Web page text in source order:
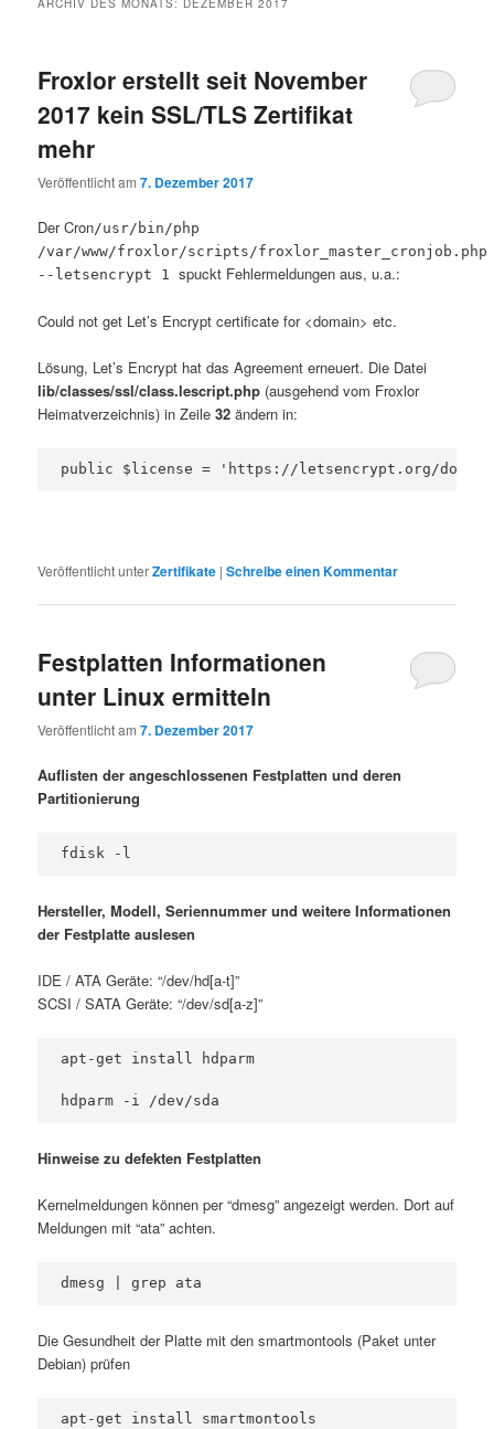
ARCHIV DES MONATS: DEZEMBER 2017
Froxlor erstellt seit November
2017 kein SSL/TLS Zertifikat
mehr
Veröffentlicht am7. Dezember 2017
Der Cron/usr/bin/php
/var/www/froxlor/scripts/froxlor_master_cronjob.php
--letsencrypt 1 spuckt Fehlermeldungen aus, u.a.:
Could not get Let’s Encrypt certificate for <domain> etc.
Lösung, Let’s Encrypt hat das Agreement erneuert. Die Datei
lib/classes/ssl/class.lescript.php (ausgehend vom Froxlor
Heimatverzeichnis) in Zeile32 ändern in:
public $license = 'https://letsencrypt.org/
Veröffentlicht unterZertifikate |Schreibe einen Kommentar
Festplatten Informationen
unter Linux ermitteln
Veröffentlicht am7. Dezember 2017
Auflisten der angeschlossenen Festplatten und deren
Partitionierung
fdisk -l
Hersteller, Modell, Seriennummer und weitere Informationen
der Festplatte auslesen
IDE / ATA Geräte: “/dev/hd[a-t]”
SCSI / SATA Geräte: “/dev/sd[a-z]”
apt-get install hdparm
hdparm -i /dev/sda
Hinweise zu defekten Festplatten
Kernelmeldungen können per “dmesg” angezeigt werden. Dort auf
Meldungen mit “ata” achten.
dmesg | grep ata
Die Gesundheit der Platte mit den smartmontools (Paket unter
Debian) prüfen
apt-get install smartmontools